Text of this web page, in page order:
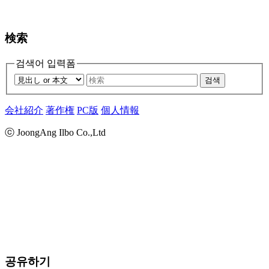
検索
검색어 입력폼
검색
会社紹介 著作権 PC版 個人情報
ⓒ JoongAng Ilbo Co.,Ltd
공유하기